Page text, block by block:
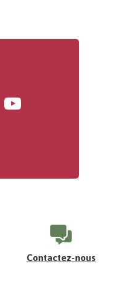
Youtube
Contactez-nous